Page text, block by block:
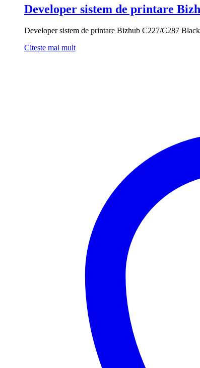
Developer sistem de printare
Developer sistem de printare Bizhub C227/C287
Citește mai mult